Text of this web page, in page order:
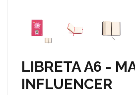
LIBRETA A6 -
INFLUENCER